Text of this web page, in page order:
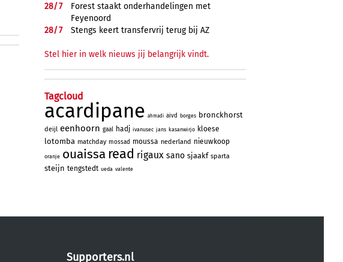
28/7
Forest staakt onderhandelingen met
Feyenoord
28/7 Stengs keert transfervrij terug bij AZ
Stel hier in welk nieuws jij belangrijk vindt.
Tagcloud
acardipane ahmadi aivd borges bronckhorst
deijl eenhoorn gaal hadj ivanusec jans kasanwirjo kloese
lotomba matchday mossad moussa nederland nieuwkoop
oranje ouaissa read rigaux sano sjaakf sparta
steijn tengstedt ueda valente
Supporters.nl